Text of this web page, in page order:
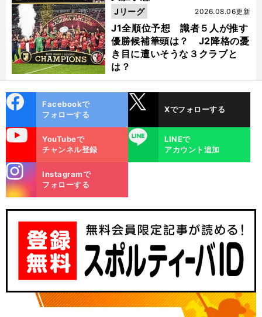
超
未
」
大
.
.
.
」
J1全順位予想 識者５人が推す
優勝候補筆頭は？ J2降格の憂
き目に遭いそうな３クラブと
は？
2026.08.06更新
Jリーグ
ok
Facebookで
フォローする
Xでフォローする
YouTubeで
チャンネル登録
LINE
LINEで
アカウント追加
m
Instagramで
フォローする